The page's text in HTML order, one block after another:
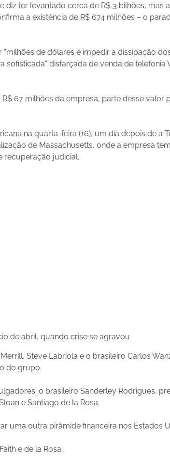
diz ter levantado cerca de R$ 3 bilhões, mas
a existência de R$ 674 milhões – o
de dólares e impedir a dissipação
sofisticada” disfarçada de venda de telefonia
67 milhões da empresa, parte desse valor
na quarta-feira (16), um dia depois de a
de Massachusetts, onde a empresa
recuperação judicial.
de abril, quando crise se agravou
Steve Labriola e o brasileiro Carlos
do grupo.
o brasileiro Sanderley Rodrigues,
e Santiago de la Rosa.
uma outra pirâmide financeira nos Estados
e de la Rosa.